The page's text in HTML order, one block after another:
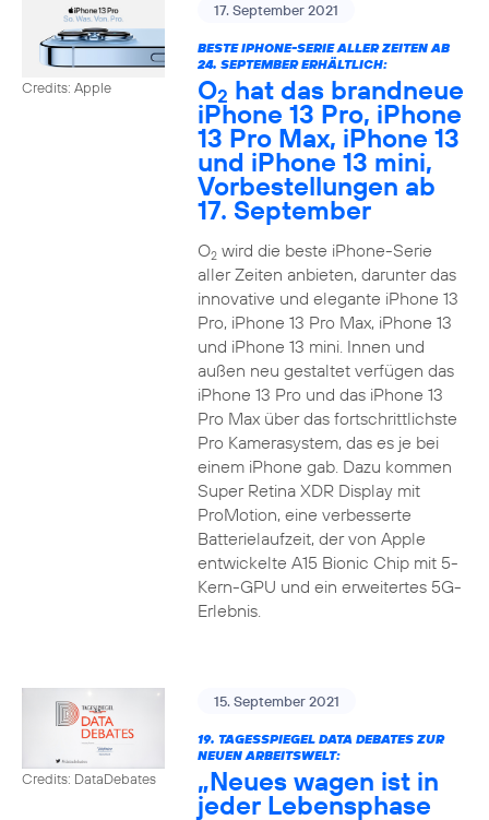
Credits: Apple
17. September 2021
BESTE IPHONE-SERIE ALLER ZEITEN AB
24. SEPTEMBER ERHÄLTLICH:
O2 hat das brandneue
iPhone 13 Pro, iPhone
13 Pro Max, iPhone 13
und iPhone 13 mini,
Vorbestellungen ab
17. September
O2wird die beste iPhone-Serie
aller Zeiten anbieten, darunter das
innovative und elegante iPhone 13
Pro, iPhone 13 Pro Max, iPhone 13
und iPhone 13 mini. Innen und
außen neu gestaltet verfügen das
iPhone 13 Pro und das iPhone 13
Pro Max über das fortschrittlichste
Pro Kamerasystem, das es je bei
einem iPhone gab. Dazu kommen
Super Retina XDR Display mit
ProMotion, eine verbesserte
Batterielaufzeit, der von Apple
entwickelte A15 Bionic Chip mit 5-
Kern-GPU und ein erweitertes 5G-
Erlebnis.
Credits: DataDebates
15. September 2021
19. TAGESSPIEGEL DATA DEBATES ZUR
NEUEN ARBEITSWELT:
„Neues wagen ist in
jeder Lebensphase